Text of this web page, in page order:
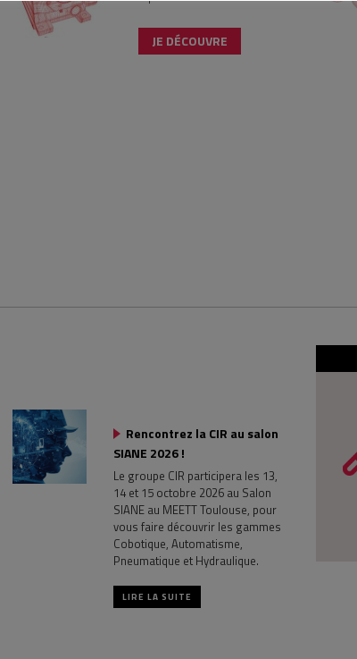
JE DÉCOUVRE
Rencontrez la CIR au salon
SIANE 2026 !
Le groupe CIR participera les 13,
14 et 15 octobre 2026 au Salon
SIANE au MEETT Toulouse, pour
vous faire découvrir les gammes
Cobotique, Automatisme,
Pneumatique et Hydraulique.
LIRE LA SUITE